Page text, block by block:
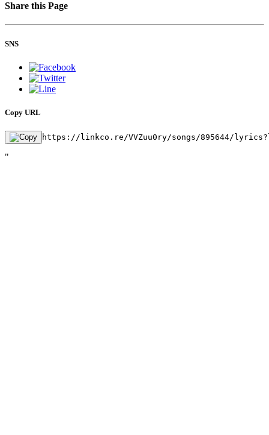
Share this Page
SNS
Copy URL
https://linkco.re/VVZuu0ry/songs/895644/
"